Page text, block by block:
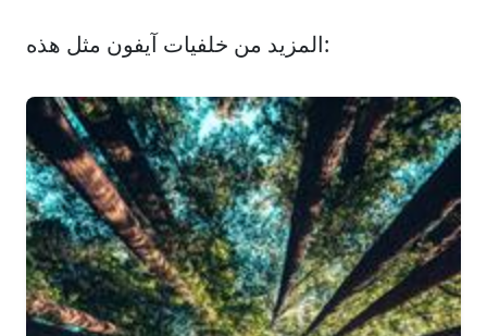
المزيد من خلفيات آيفون مثل هذه: